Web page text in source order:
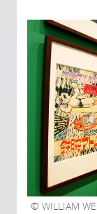
WILLIAM